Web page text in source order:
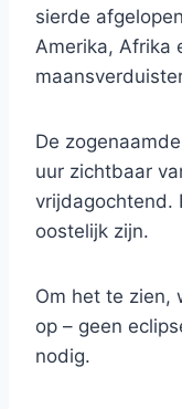
sierde
Amerika, Afrika
De
uur zichtbaar
vrijdagochtend.
oostelijk zijn.
Om het te zien,
op – geen
nodig.